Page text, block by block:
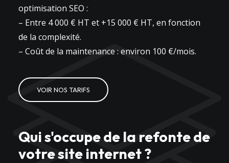
optimisation SEO :
– Entre 4 000 € HT et +15 000 € HT, en fonction
de la complexité.
– Coût de la maintenance : environ 100 €/mois.
VOIR NOS TARIFS
Qui s'occupe de la refonte de
votre site internet ?